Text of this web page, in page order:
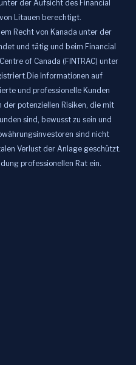
der Aufsicht des Financial
Litauen berechtigt.
Recht von Kanada unter der
und tätig und beim Financial
of Canada (FINTRAC) unter
Informationen auf
und professionelle Kunden
potenziellen Risiken, die mit
sind, bewusst zu sein und
sind nicht
Verlust der Anlage geschützt.
professionellen Rat ein.